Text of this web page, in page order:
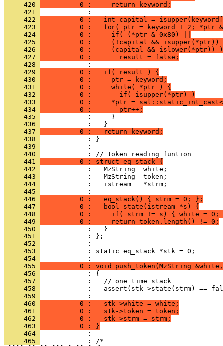
     420
          0 :     return keyword;
     421
     422
0 :   int capital =
     423
0 :   for( ptr = keyword + 2; *ptr
     424
          0 :     if( (*ptr & 0x80) ||
     425
0 :     (!capital && isupper(*ptr))
     426
          0 :     (capital && islower(*ptr)) )
     427
          0 :       result = false;
     428
     429
          0 :   if( result ) {
     430
          0 :     ptr = keyword;
     431
          0 :     while( *ptr ) {
     432
          0 :       if( isupper(*ptr) )
     433
0 :     *ptr =
     434
          0 :       ptr++;
     435
     436
     437
          0 :   return keyword;
     438
     439
            :
     440
     441
          0 : struct eq_stack {
     442
     443
     444
            :   istream   *strm;
     445
            :
     446
          0 :   eq_stack() { strm = 0; };
     447
          0 :   bool state(istream *s) {
     448
0 :     if( strm != s) { white = 0;
     449
          0 :     return token.length() != 0;
     450
     451
     452
     453
            : static eq_stack *stk = 0;
     454
     455
0 : void push_token(MzString
     456
     457
     458
     459
     460
          0 :   stk->white = white;
     461
          0 :   stk->token = token;
     462
          0 :   stk->strm = strm;
     463
          0 : }
     464
     465
            : /*